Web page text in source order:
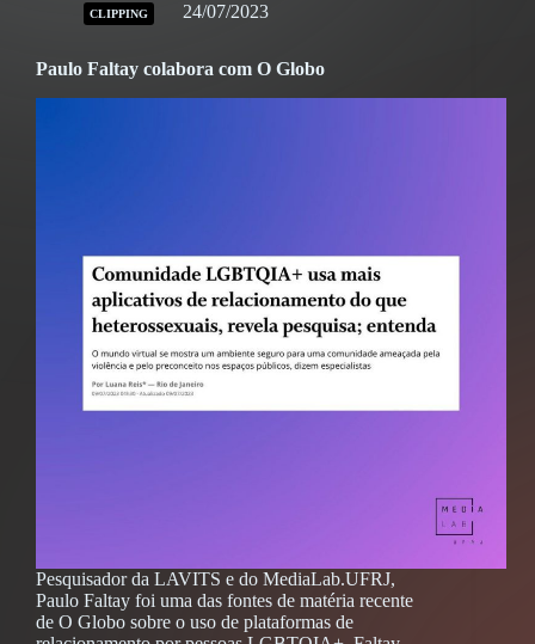
CLIPPING 24/07/2023
Paulo Faltay colabora com O Globo
Pesquisador da LAVITS e do MediaLab.UFRJ,
Paulo Faltay foi uma das fontes de matéria recente
de O Globo sobre o uso de plataformas de